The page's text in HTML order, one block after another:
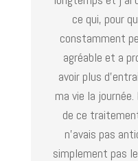
ce qui, pour
constamment
agréable et a
avoir plus
ma vie la
de ce
n’avais pas
simplement pas